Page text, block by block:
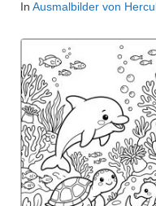
In Ausmalbilder von